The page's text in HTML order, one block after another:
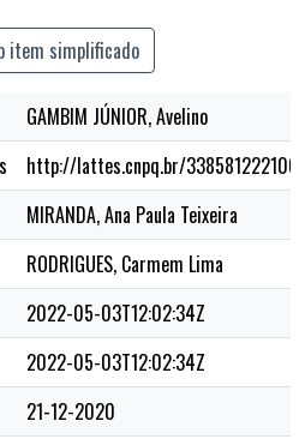
item simplificado
GAMBIM JÚNIOR, Avelino
http://lattes.cnpq.br/
MIRANDA, Ana Paula Teixeira
RODRIGUES, Carmem Lima
2022-05-03T12:02:34Z
2022-05-03T12:02:34Z
21-12-2020